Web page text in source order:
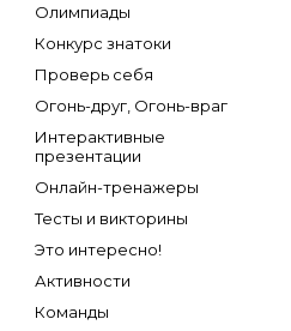
Олимпиады
Конкурс знатоки
Проверь себя
Огонь-друг, Огонь-враг
Интерактивные
презентации
Онлайн-тренажеры
Тесты и викторины
Это интересно!
Активности
Команды